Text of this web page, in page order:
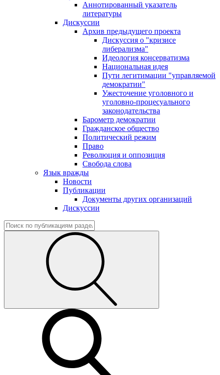
Аннотированный указатель
литературы
Дискуссии
Архив предыдущего проекта
Дискуссия о "кризисе
либерализма"
Идеология консерватизма
Национальная идея
Пути легитимации "управляемой
демократии"
Ужесточение уголовного и
уголовно-процесуального
законодательства
Барометр демократии
Гражданское общество
Политический режим
Право
Революция и оппозиция
Свобода слова
Язык вражды
Новости
Публикации
Документы других организаций
Дискуссии